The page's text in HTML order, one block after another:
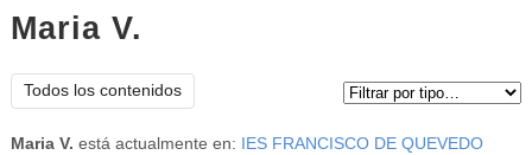
Maria V.
Todos los contenidos
Maria V. está actualmente en: IES FRANCISCO DE QUEVEDO